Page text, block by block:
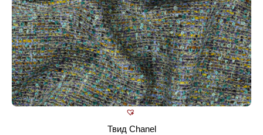
Твид Chanel